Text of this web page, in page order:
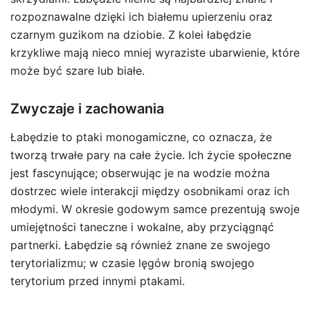
rozpoznawalne dzięki ich białemu upierzeniu oraz
czarnym guzikom na dziobie. Z kolei łabędzie
krzykliwe mają nieco mniej wyraziste ubarwienie, które
może być szare lub białe.
Zwyczaje i zachowania
Łabędzie to ptaki monogamiczne, co oznacza, że
tworzą trwałe pary na całe życie. Ich życie społeczne
jest fascynujące; obserwując je na wodzie można
dostrzec wiele interakcji między osobnikami oraz ich
młodymi. W okresie godowym samce prezentują swoje
umiejętności taneczne i wokalne, aby przyciągnąć
partnerki. Łabędzie są również znane ze swojego
terytorializmu; w czasie lęgów bronią swojego
terytorium przed innymi ptakami.